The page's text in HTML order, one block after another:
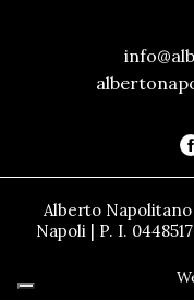
Alberto
Napoli | P. I.